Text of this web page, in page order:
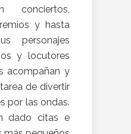
conciertos,
y hasta
personajes
y locutores
acompañan y
de divertir
por las ondas.
dado citas e